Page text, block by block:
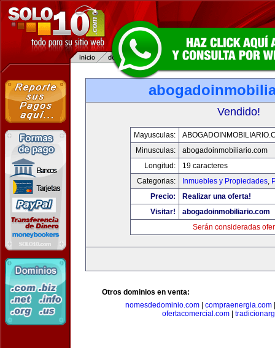
Vendido!
Mayusculas:
Minusculas:
abogadoinmobiliario.com
Longitud:
19 caracteres
Categorias:
Inmuebles y Propiedades,
Precio:
Realizar una oferta!
Visitar!
abogadoinmobiliario.com
Serán consideradas
Otros dominios en venta:
nomesdedominio.com| compraenergia.com
ofertacomercial.com